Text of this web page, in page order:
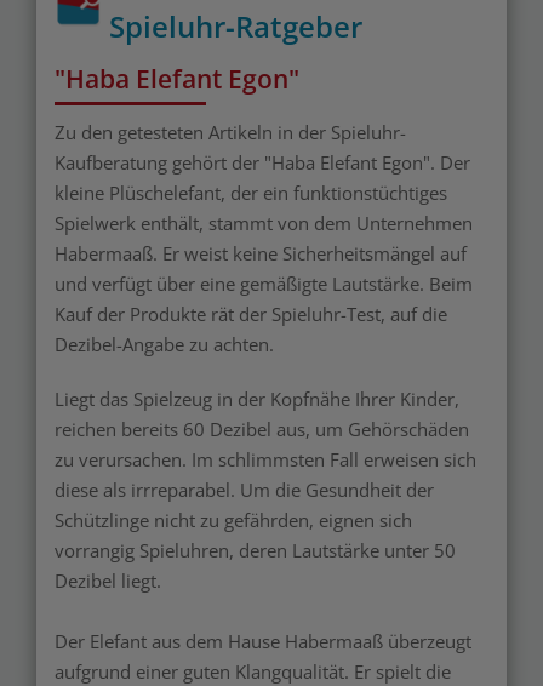
Spieluhr-Ratgeber
"Haba Elefant Egon"
Zu den getesteten Artikeln in der Spieluhr-
Kaufberatung gehört der "Haba Elefant Egon". Der
kleine Plüschelefant, der ein funktionstüchtiges
Spielwerk enthält, stammt von dem Unternehmen
Habermaaß. Er weist keine Sicherheitsmängel auf
und verfügt über eine gemäßigte Lautstärke. Beim
Kauf der Produkte rät der Spieluhr-Test, auf die
Dezibel-Angabe zu achten.
Liegt das Spielzeug in der Kopfnähe Ihrer Kinder,
reichen bereits 60 Dezibel aus, um Gehörschäden
zu verursachen. Im schlimmsten Fall erweisen sich
diese als irrreparabel. Um die Gesundheit der
Schützlinge nicht zu gefährden, eignen sich
vorrangig Spieluhren, deren Lautstärke unter 50
Dezibel liegt.
Der Elefant aus dem Hause Habermaaß überzeugt
aufgrund einer guten Klangqualität. Er spielt die